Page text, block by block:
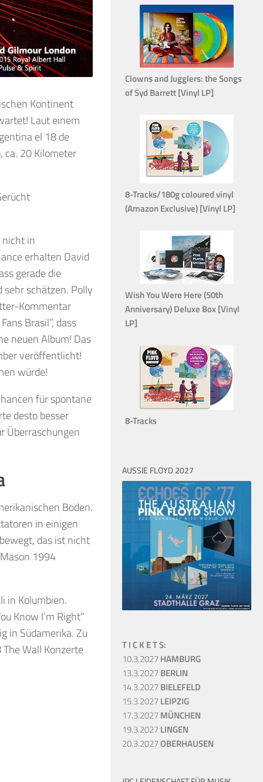
Kontinent
Laut einem
el 18 de
ca. 20 Kilometer
nicht in
erhalten David
gerade die
sehr schätzen. Polly
Kommentar
Brasil”, dass
neuen Album! Das
veröffentlicht!
würde!
für spontane
desto besser
Überraschungen
Boden.
in einigen
das ist nicht
1994
in Kolumbien.
Know I’m Right”
in Südamerika. Zu
Wall Konzerte
Clowns and Jugglers: the Songs
of Syd Barrett [Vinyl LP]
8-Tracks/180g coloured vinyl
(Amazon Exclusive) [Vinyl LP]
Wish You Were Here (50th
Anniversary) Deluxe Box [Vinyl
LP]
8-Tracks
AUSSIE FLOYD 2027
T I C K E T S:
10.3.2027HAMBURG
13.3.2027BERLIN
14.3.2027BIELEFELD
15.3.2027LEIPZIG
17.3.2027MÜNCHEN
19.3.2027LINGEN
20.3.2027OBERHAUSEN